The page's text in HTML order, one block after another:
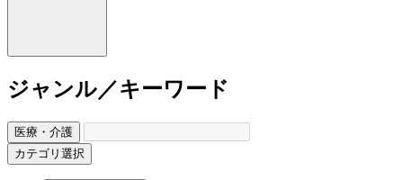
ジャンル／キーワード
医療・介護
カテゴリ選択